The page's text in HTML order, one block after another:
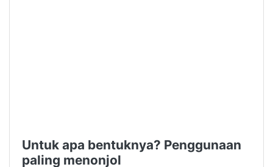
Untuk apa bentuknya? Penggunaan
paling menonjol